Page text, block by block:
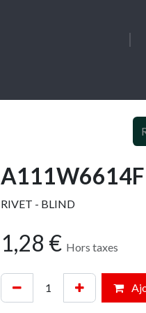
A111W6614F
RIVET - BLIND
1,28 € Hors taxes